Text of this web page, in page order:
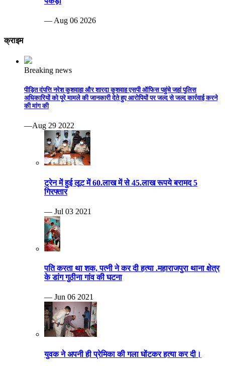
— Aug 06 2026
क्राइम
Breaking news
पीड़ित दंपत्ति नरेश कुशवाहा और शारदा कुशवाह एसपी ऑफिस पहुंचे जहां पुलिस
अधिकारियों को पूरे मामले की जानकारी देते हुए आरोपियों पर जल्द से जल्द कार्रवाई करने
की मांग की
—Aug 29 2022
ट्रेन में हुई लूट में 60.लाख में से 45.लाख रूपये बरामद 5
गिरफ्तार
— Jul 03 2021
पति करता था शक, पत्नी ने कर दी हत्या .महाराजपुरा थाना क्षेत्र
के डांग गुठीना गांव की घटना
— Jun 06 2021
युवक ने अपनी ही प्रेमिका की गला घोंटकर हत्या कर दी।